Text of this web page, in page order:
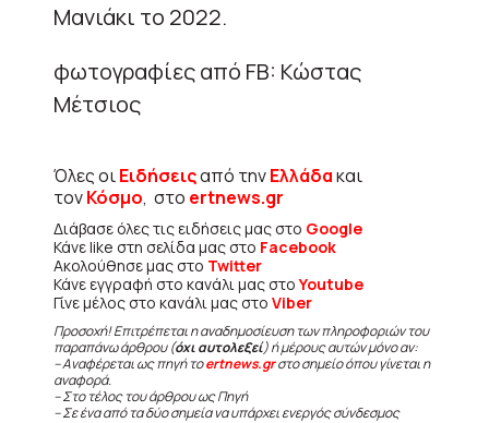
Μανιάκι το 2022.
φωτογραφίες από FB: Κώστας
Μέτσιος
Όλες οιΕιδήσειςαπό τηνΕλλάδακαι
τονΚόσμο, στο ertnews.gr
Διάβασε όλες τις ειδήσεις μας στο Google
Κάνε like στη σελίδα μας στο Facebook
Ακολούθησε μας στο Twitter
Κάνε εγγραφή στο κανάλι μας στοYoutube
Γίνε μέλος στο κανάλι μας στο Viber
Προσοχή! Επιτρέπεται η αναδημοσίευση των πληροφοριών του
παραπάνω άρθρου (όχι αυτολεξεί) ή μέρους αυτών μόνο αν:
– Αναφέρεται ως πηγή τοertnews.grστο σημείο όπου γίνεται η
αναφορά.
– Στο τέλος του άρθρου ως Πηγή
– Σε ένα από τα δύο σημεία να υπάρχει ενεργός σύνδεσμος